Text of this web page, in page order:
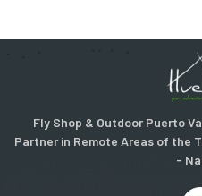
Fly Shop & Outdoor Puerto
Partner in Remote Areas of the
-